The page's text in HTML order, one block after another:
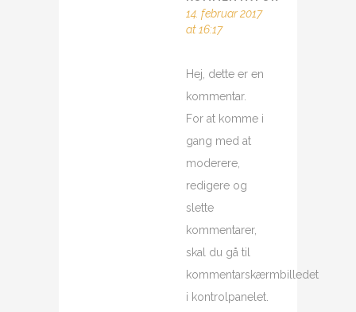
14. februar 2017
at 16:17
Hej, dette er en
kommentar.
For at komme i
gang med at
moderere,
redigere og
slette
kommentarer,
skal du gå til
kommentarskærmbilledet
i kontrolpanelet.